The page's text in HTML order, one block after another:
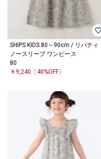
SHIPS KIDS:80～90cm / リバティ
ノースリーブ ワンピース
80
￥9,240 〔40%OFF〕